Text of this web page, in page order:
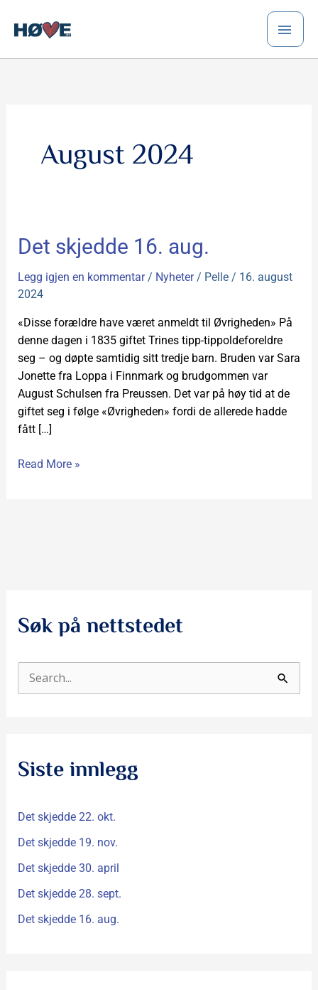
rett
innholdet
August 2024
Det skjedde 16. aug.
Legg igjen en kommentar / Nyheter/ Pelle / 16. august
2024
«Disse forældre have været anmeldt til Øvrigheden» På
denne dagen i 1835 giftet Trines tipp-tippoldeforeldre
seg – og døpte samtidig sitt tredje barn. Bruden var Sara
Jonette fra Loppa i Finnmark og brudgommen var
August Schulsen fra Preussen. Det var på høy tid at de
giftet seg i følge «Øvrigheden» fordi de allerede hadde
fått […]
Det
skjedde
16.
aug.
Read More »
Søk på nettstedet
t
e
r
:
Siste innlegg
Det skjedde 22. okt.
Det skjedde 19. nov.
Det skjedde 30. april
Det skjedde 28. sept.
Det skjedde 16. aug.